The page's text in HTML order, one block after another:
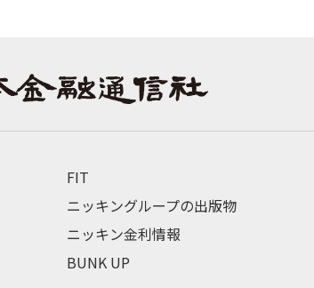
FIT
ニッキングループの出版物
ニッキン金利情報
BUNK UP